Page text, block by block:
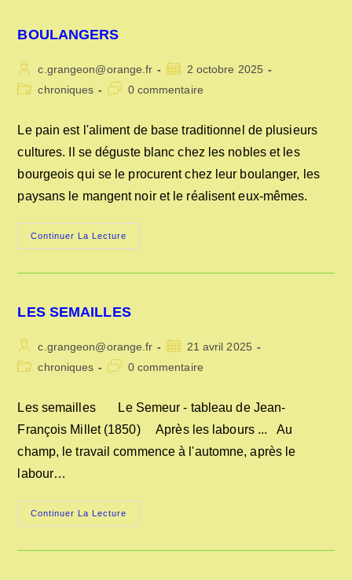
BOULANGERS
Auteur/autrice
de
c.grangeon@orange.fr
Publication
publiée :
2 octobre 2025
Postchroniques
Commentaires
publication :
0 commentaire
Le pain est l'aliment de base traditionnel de plusieurs
cultures. Il se déguste blanc chez les nobles et les
bourgeois qui se le procurent chez leur boulanger, les
paysans le mangent noir et le réalisent eux-mêmes.
Continuer La Lecture
LES SEMAILLES
Auteur/autrice
de
c.grangeon@orange.fr
Publication
publiée :
21 avril 2025
Postchroniques
Commentaires
publication :
0 commentaire
Les semailles Le Semeur - tableau de Jean-
François Millet (1850) Après les labours ... Au
champ, le travail commence à l'automne, après le
labour…
Continuer La Lecture
SEMAILLES